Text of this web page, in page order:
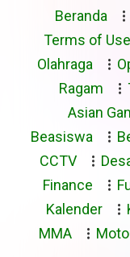
Beranda
Terms of Use
Olahraga
Ragam
Asian
Beasiswa
CCTV
Finance
Kalender
MMA